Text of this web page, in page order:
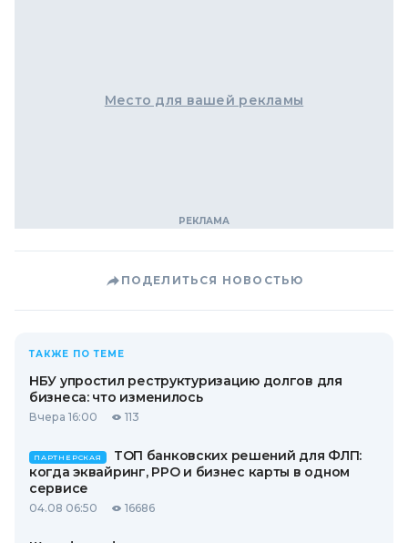
Место для вашей рекламы
ПОДЕЛИТЬСЯ НОВОСТЬЮ
ТАКЖЕ ПО ТЕМЕ
НБУ упростил реструктуризацию долгов для
бизнеса: что изменилось
Вчера 16:00 113
ПАРТНЕРСКАЯ
ТОП банковских решений для ФЛП:
когда эквайринг, РРО и бизнес карты в одном
сервисе
04.08 06:50 16686